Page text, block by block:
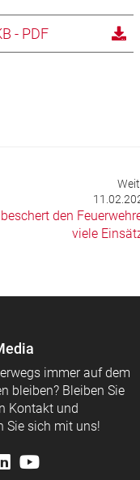
- PDF
den
viele
immer auf dem
bleiben? Bleiben Sie
Kontakt und
Sie sich mit uns!